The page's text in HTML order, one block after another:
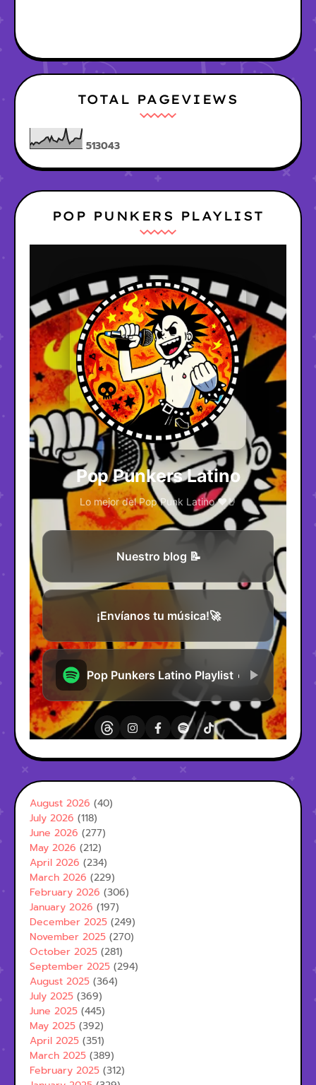
TOTAL PAGEVIEWS
513043
POP PUNKERS PLAYLIST
August 2026 (40)
July 2026 (118)
June 2026 (277)
May 2026 (212)
April 2026 (234)
March 2026 (229)
February 2026 (306)
January 2026 (197)
December 2025 (249)
November 2025 (270)
October 2025 (281)
September 2025 (294)
August 2025 (364)
July 2025 (369)
June 2025 (445)
May 2025 (392)
April 2025 (351)
March 2025 (389)
February 2025 (312)